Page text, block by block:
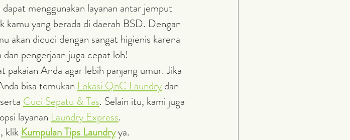
menggunakan layanan antar jemput
yang berada di daerah BSD. Dengan
akan dicuci dengan sangat higienis karena
pengerjaan juga cepat loh!
Anda agar lebih panjang umur. Jika
bisa temukan Lokasi QnC Laundry dan
serta Cuci Sepatu & Tas. Selain itu, kami juga
layanan Laundry Express.
klik
Kumpulan Tips Laundry ya.